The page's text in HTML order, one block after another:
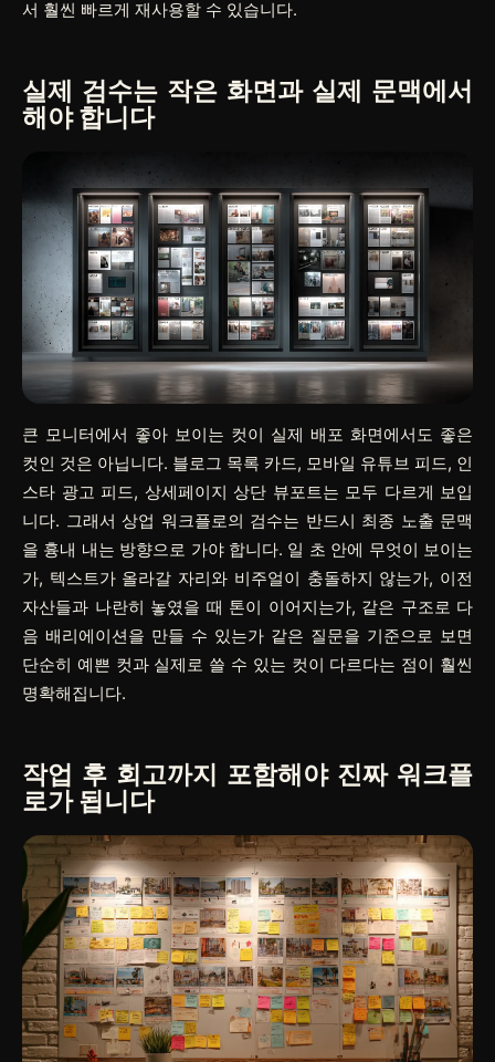
서 훨씬 빠르게 재사용할 수 있습니다.
실제 검수는 작은 화면과 실제 문맥에서
해야 합니다
큰 모니터에서 좋아 보이는 컷이 실제 배포 화면에서도 좋은
컷인 것은 아닙니다. 블로그 목록 카드, 모바일 유튜브 피드, 인
스타 광고 피드, 상세페이지 상단 뷰포트는 모두 다르게 보입
니다. 그래서 상업 워크플로의 검수는 반드시 최종 노출 문맥
을 흉내 내는 방향으로 가야 합니다. 일 초 안에 무엇이 보이는
가, 텍스트가 올라갈 자리와 비주얼이 충돌하지 않는가, 이전
자산들과 나란히 놓였을 때 톤이 이어지는가, 같은 구조로 다
음 배리에이션을 만들 수 있는가 같은 질문을 기준으로 보면
단순히 예쁜 컷과 실제로 쓸 수 있는 컷이 다르다는 점이 훨씬
명확해집니다.
작업 후 회고까지 포함해야 진짜 워크플
로가 됩니다